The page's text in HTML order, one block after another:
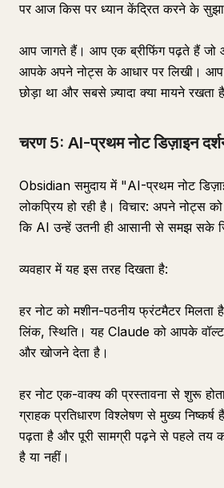
पर आज किस पर ध्यान केंद्रित करने के
आप जागते हैं। आप एक ब्रीफिंग पढ़ते हैं जो
आपके अपने नोट्स के आधार पर लिखी।
छोड़ा था और सबसे ज़्यादा क्या मायने रखता
चरण 5: AI-प्रथम नोट डिज़ाइन
Obsidian समुदाय में "AI-प्रथम नोट
लोकप्रिय हो रही है। विचार: अपने नोट्स
कि AI उन्हें उतनी ही आसानी से समझ सके
व्यवहार में यह इस तरह दिखता है:
हर नोट को मशीन-पठनीय फ्रंटमैटर मिलता
लिंक, स्थिति। यह Claude को आपके
और खोजने देता है।
हर नोट एक-वाक्य की प्रस्तावना से शुरू
ग्राहक प्रतिधारण विश्लेषण से मुख्य
पढ़ता है और पूरी सामग्री पढ़ने से पहले तय
है या नहीं।